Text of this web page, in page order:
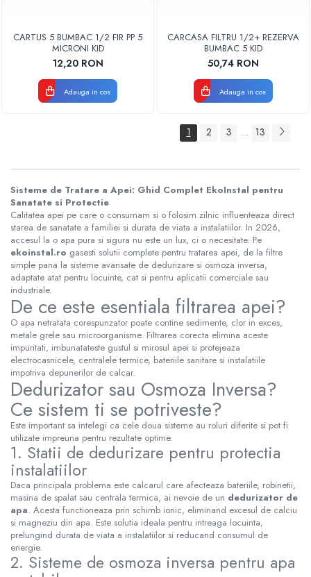
CARTUS 5 BUMBAC 1/2 FIR PP 5
MICRONI KID
12,20 RON
Adauga in cos
CARCASA FILTRU 1/2+ REZERVA
BUMBAC 5 KID
50,74 RON
Adauga in cos
1 2 3 ... 13
Sisteme de Tratare a Apei: Ghid Complet EkoInstal pentru
Sanatate si Protectie
Calitatea apei pe care o consumam si o folosim zilnic influenteaza direct
starea de sanatate a familiei si durata de viata a instalatiilor. In 2026,
accesul la o apa pura si sigura nu este un lux, ci o necesitate. Pe
ekoinstal.ro gasesti solutii complete pentru tratarea apei, de la filtre
simple pana la sisteme avansate de dedurizare si osmoza inversa,
adaptate atat pentru locuinte, cat si pentru aplicatii comerciale sau
industriale.
De ce este esentiala filtrarea apei?
O apa netratata corespunzator poate contine sedimente, clor in exces,
metale grele sau microorganisme. Filtrarea corecta elimina aceste
impuritati, imbunatateste gustul si mirosul apei si protejeaza
electrocasnicele, centralele termice, bateriile sanitare si instalatiile
impotriva depunerilor de calcar.
Dedurizator sau Osmoza Inversa?
Ce sistem ti se potriveste?
Este important sa intelegi ca cele doua sisteme au roluri diferite si pot fi
utilizate impreuna pentru rezultate optime.
1. Statii de dedurizare pentru protectia
instalatiilor
Daca principala problema este calcarul care afecteaza bateriile, robinetii,
masina de spalat sau centrala termica, ai nevoie de un dedurizator de
apa. Acesta functioneaza prin schimb ionic, eliminand excesul de calciu
si magneziu din apa. Este solutia ideala pentru intreaga locuinta,
prelungind durata de viata a instalatiilor si reducand consumul de
energie.
2. Sisteme de osmoza inversa pentru apa